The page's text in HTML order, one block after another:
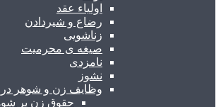
اولیاء عقد
رضاع و شیردادن
زناشویی
صیغه ی محرمیت
نامزدی
نشوز
وظایف زن و شوهر
حقوق زن بر